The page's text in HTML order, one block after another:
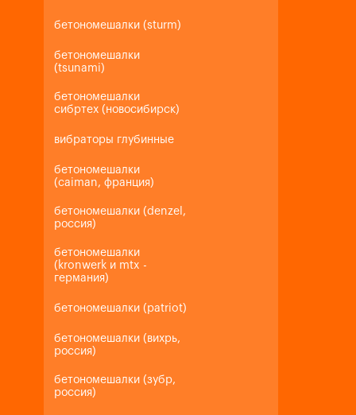
бетономешалки (sturm)
бетономешалки
(tsunami)
бетономешалки
сибртех (новосибирск)
вибраторы глубинные
бетономешалки
(caiman, франция)
бетономешалки (denzel,
россия)
бетономешалки
(kronwerk и mtx -
германия)
бетономешалки (patriot)
бетономешалки (вихрь,
россия)
бетономешалки (зубр,
россия)